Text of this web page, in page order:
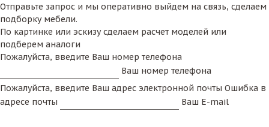
Отправьте запрос и мы оперативно выйдем на связь, сделаем
подборку мебели.
По картинке или эскизу сделаем расчет моделей или
подберем аналоги
Пожалуйста, введите Ваш номер телефона
Ваш номер телефона
Пожалуйста, введите Ваш адрес электронной почты Ошибка в
адресе почты
Ваш E-mail